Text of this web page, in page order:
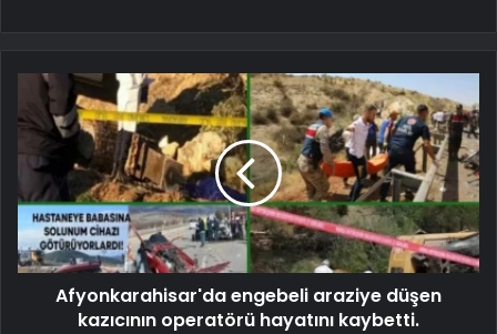
Afyonkarahisar'da engebeli araziye düşen
kazıcının operatörü hayatını kaybetti.